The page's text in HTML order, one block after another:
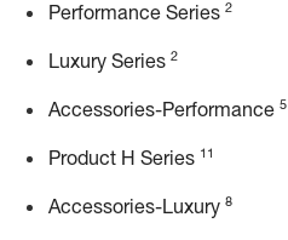
Performance Series 2
Luxury Series 2
Accessories-Performance 5
Product H Series 11
Accessories-Luxury 8